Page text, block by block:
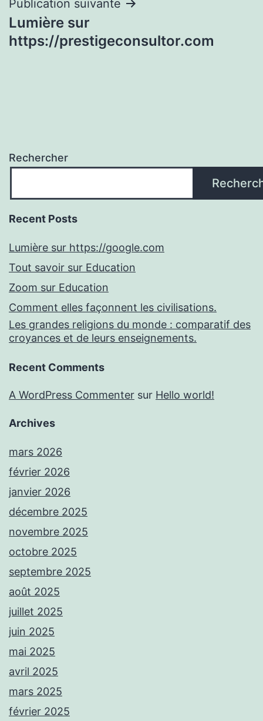
Publication suivante
Lumière sur
https://prestigeconsultor.com
Rechercher
Recent Posts
Lumière sur https://google.com
Tout savoir sur Education
Zoom sur Education
Comment elles façonnent les civilisations.
Les grandes religions du monde : comparatif des
croyances et de leurs enseignements.
Recent Comments
A WordPress Commenter sur Hello world!
Archives
mars 2026
février 2026
janvier 2026
décembre 2025
novembre 2025
octobre 2025
septembre 2025
août 2025
juillet 2025
juin 2025
mai 2025
avril 2025
mars 2025
février 2025